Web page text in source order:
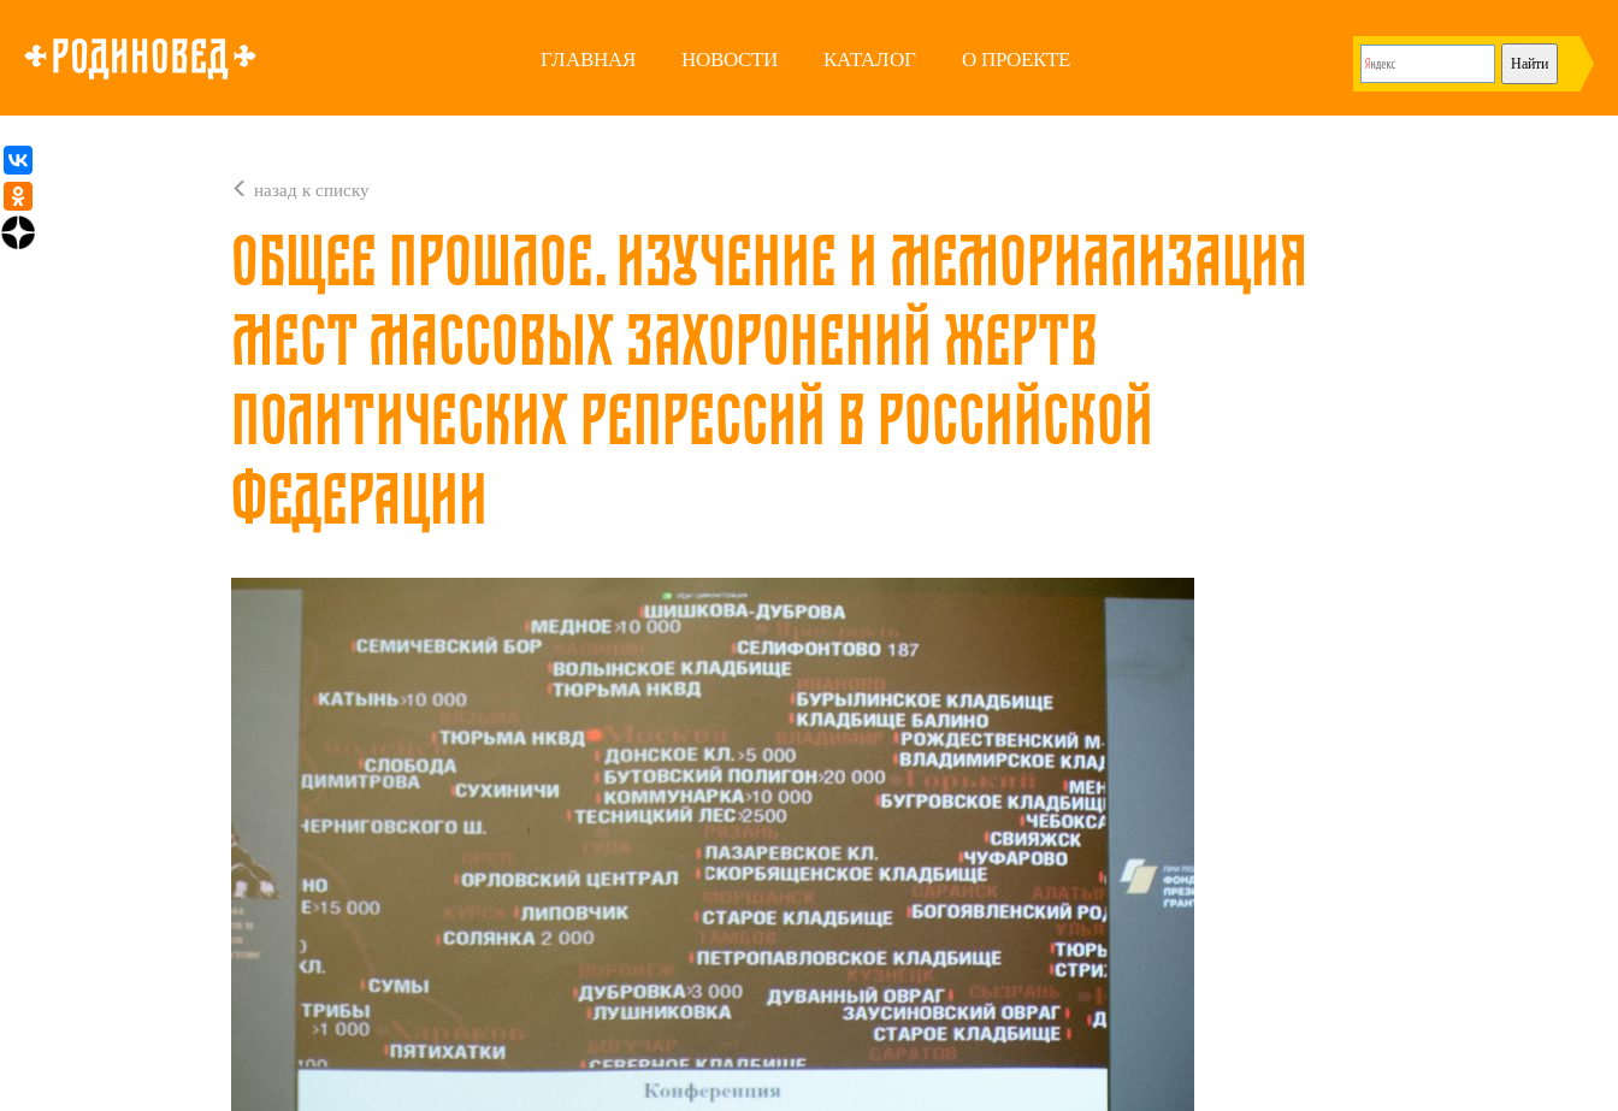
ГЛАВНАЯ НОВОСТИ КАТАЛОГ О ПРОЕКТЕ
назад к списку
Общее прошлое. Изучение и мемориализация
мест массовых захоронений жертв
политических репрессий в Российской
Федерации